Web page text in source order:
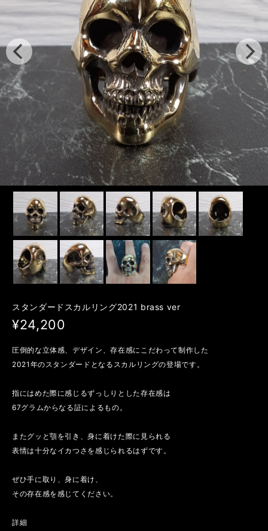
スタンダードスカルリング2021 brass ver
¥24,200
圧倒的な立体感、デザイン、存在感にこだわって制作した
2021年のスタンダードとなるスカルリングの登場です。
指にはめた際に感じるずっしりとした存在感は
67グラムからなる証によるもの。
またグッと顎を引き、身に着けた際に見られる
表情は十分なイカつさを感じられるはずです。
ぜひ手に取り、身に着け、
その存在感を感じてください。
詳細